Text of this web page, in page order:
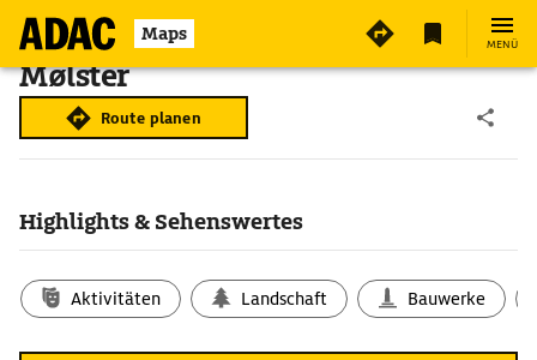
Maps MENÜ
Mølster
Route planen
Highlights & Sehenswertes
Aktivitäten Landschaft Bauwerke